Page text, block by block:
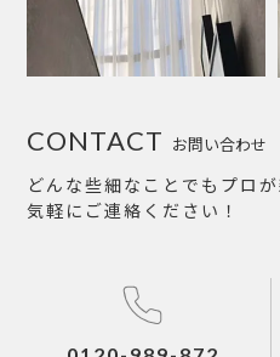
お問い合わせ
CONTACT
どんな些細なことでもプロ
気軽にご連絡ください！